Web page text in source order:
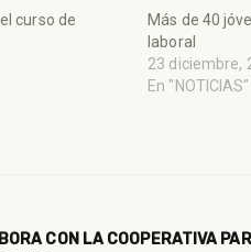
curso de
Más de 40
laboral
23 diciembre,
En "NOTICIAS"
CON LA COOPERATIVA